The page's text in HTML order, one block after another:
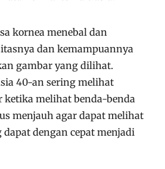
kornea menebal dan
dan kemampuannya
gambar yang dilihat.
40-an sering melihat
melihat benda-benda
menjauh agar dapat melihat
dengan cepat menjadi